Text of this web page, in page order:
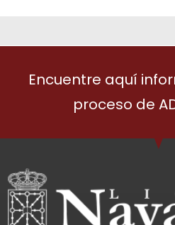
Encuentre aquí
proceso de